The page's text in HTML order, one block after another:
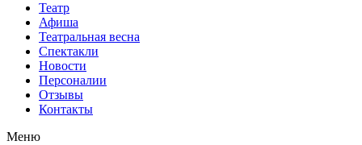
Театр
Афиша
Театральная весна
Спектакли
Новости
Персоналии
Отзывы
Контакты
Меню